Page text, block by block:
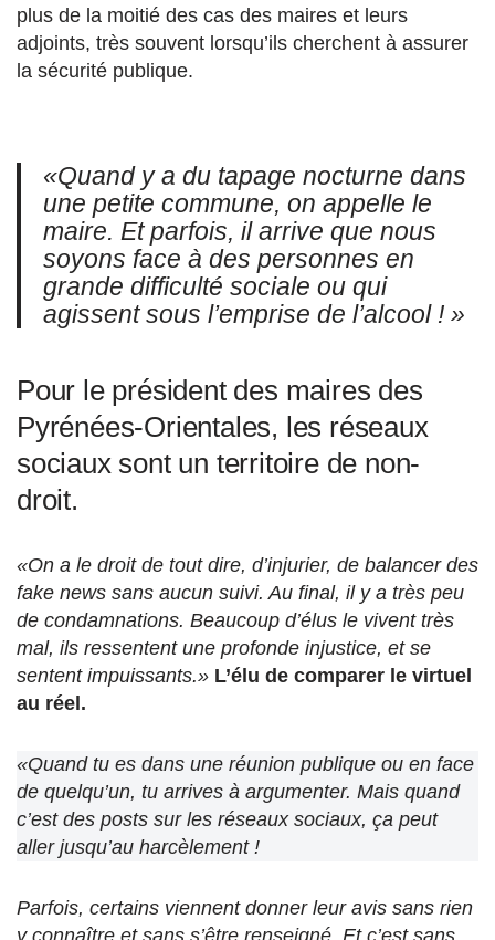
plus de la moitié des cas des maires et leurs
adjoints, très souvent lorsqu’ils cherchent à assurer
la sécurité publique.
«Quand y a du tapage nocturne dans
une petite commune, on appelle le
maire. Et parfois, il arrive que nous
soyons face à des personnes en
grande difficulté sociale ou qui
agissent sous l’emprise de l’alcool ! »
Pour le président des maires des
Pyrénées-Orientales, les réseaux
sociaux sont un territoire de non-
droit.
«On a le droit de tout dire, d’injurier, de balancer des
fake news sans aucun suivi. Au final, il y a très peu
de condamnations. Beaucoup d’élus le vivent très
mal, ils ressentent une profonde injustice, et se
sentent impuissants.» L’élu de comparer le virtuel
au réel.
«Quand tu es dans une réunion publique ou en face
de quelqu’un, tu arrives à argumenter. Mais quand
c’est des posts sur les réseaux sociaux, ça peut
aller jusqu’au harcèlement !
Parfois, certains viennent donner leur avis sans rien